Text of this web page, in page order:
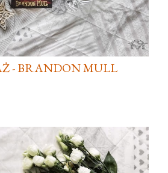
- BRANDON MULL